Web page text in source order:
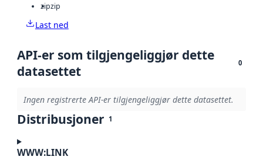
zipzip
Last ned
API-er som tilgjengeliggjør dette
datasettet
0
Ingen registrerte API-er tilgjengeliggjør dette datasettet.
Distribusjoner 1
WWW:LINK